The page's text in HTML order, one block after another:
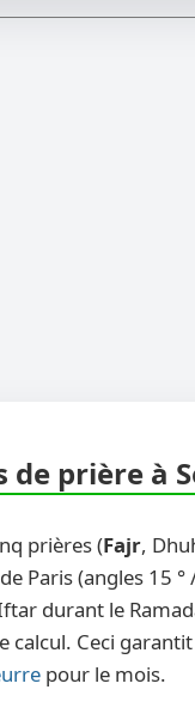
prière à
prières (Fajr,
Paris (angles 15
durant le
Ceci
pour le mois.